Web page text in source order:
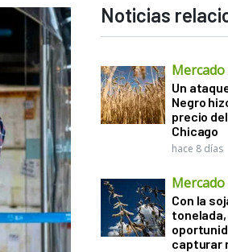
Noticias
Un
Negro
precio
Chicago
hace 8 días
Con la
tonelada,
capturar